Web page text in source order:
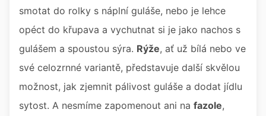
smotat do rolky s náplní guláše, nebo je lehce
opéct do křupava a vychutnat si je jako nachos s
gulášem a spoustou sýra. Rýže, ať už bílá nebo ve
své celozrnné variantě, představuje další skvělou
možnost, jak zjemnit pálivost guláše a dodat jídlu
sytost. A nesmíme zapomenout ani na fazole,